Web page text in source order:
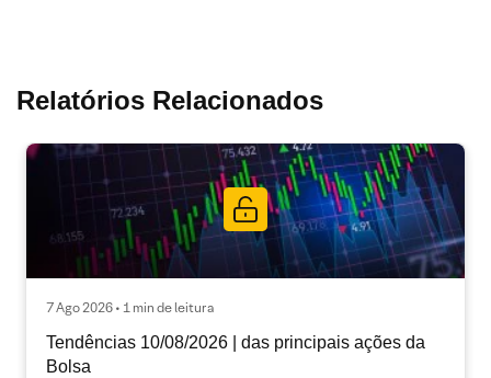
Relatórios Relacionados
7 Ago 2026 • 1 min de leitura
Tendências 10/08/2026 | das principais ações da
Bolsa